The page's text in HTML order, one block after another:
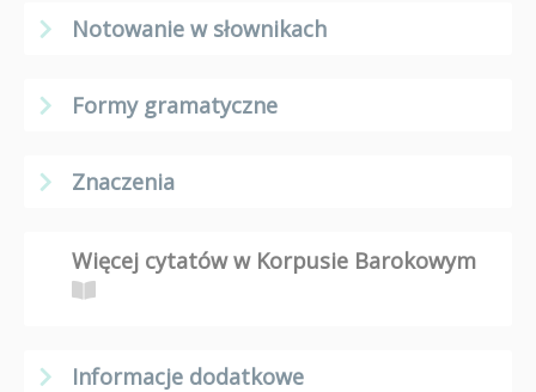
Notowanie w słownikach
Formy gramatyczne
Znaczenia
Więcej cytatów w Korpusie Barokowym
Informacje dodatkowe